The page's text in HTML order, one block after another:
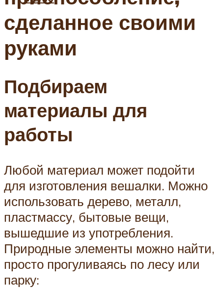
сделанное своими
руками
Подбираем
материалы для
работы
Любой материал может подойти
для изготовления вешалки. Можно
использовать дерево, металл,
пластмассу, бытовые вещи,
вышедшие из употребления.
Природные элементы можно найти,
просто прогуливаясь по лесу или
парку: